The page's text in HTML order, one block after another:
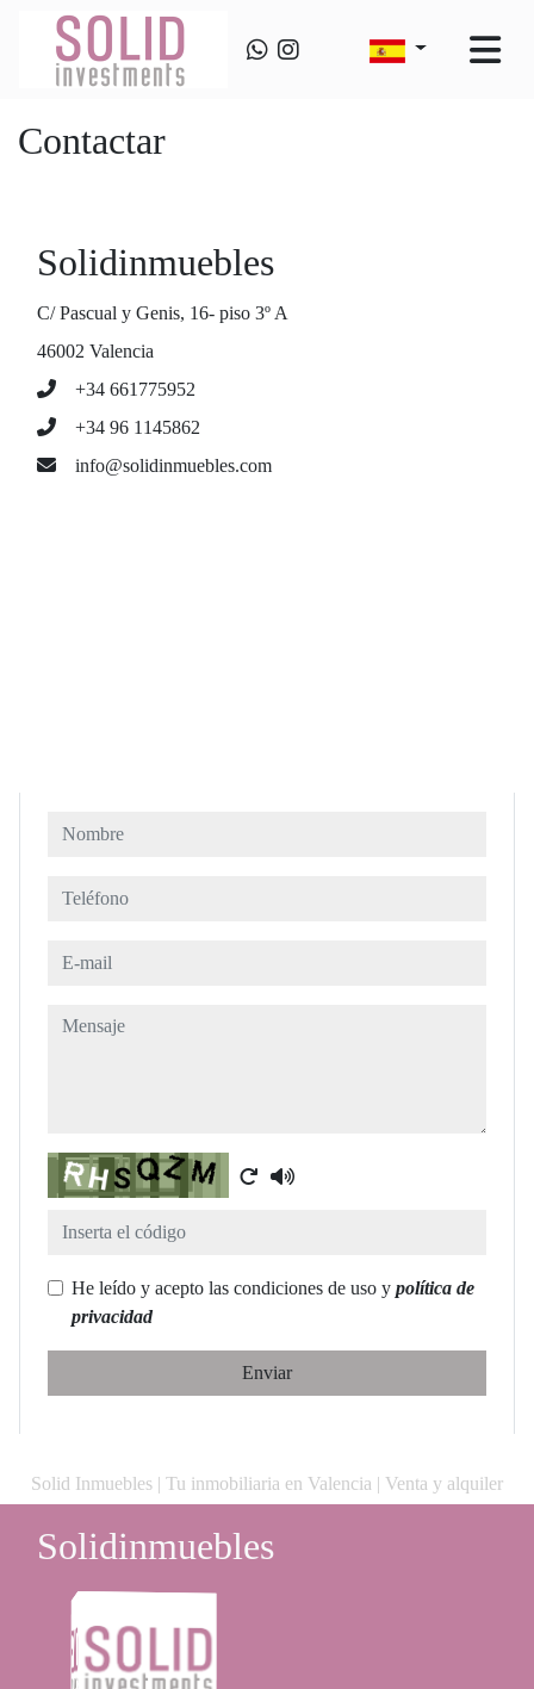
Contactar
Solidinmuebles
C/ Pascual y Genis, 16- piso 3º A
46002 Valencia
+34 661775952
+34 96 1145862
info@solidinmuebles.com
Nombre
Teléfono
E-mail
Mensaje
Captcha
He leído y acepto las condiciones de uso y política de
privacidad
Enviar
Solid Inmuebles | Tu inmobiliaria en Valencia | Venta y alquiler
Solidinmuebles